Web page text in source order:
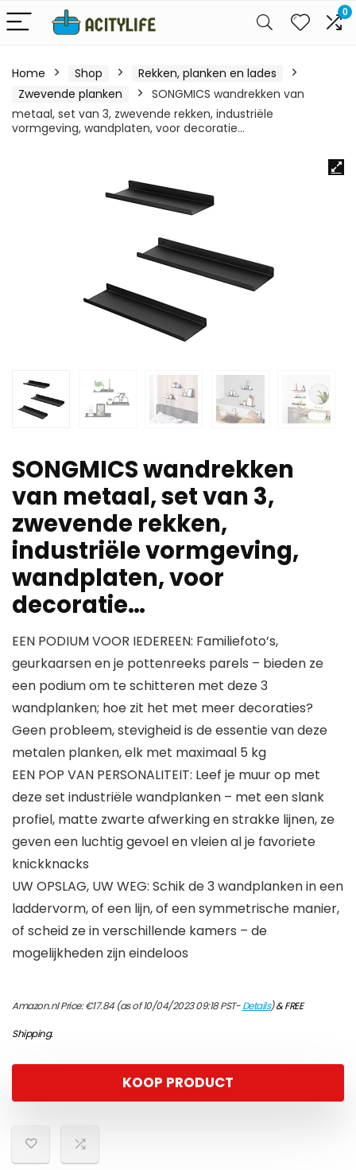
0
Home Shop
Rekken, planken en lades
Zwevende planken
SONGMICS wandrekken van
metaal, set van 3, zwevende rekken, industriële
vormgeving, wandplaten, voor decoratie…
SONGMICS wandrekken
van metaal, set van 3,
zwevende rekken,
industriële vormgeving,
wandplaten, voor
decoratie…
EEN PODIUM VOOR IEDEREEN: Familiefoto’s,
geurkaarsen en je pottenreeks parels – bieden ze
een podium om te schitteren met deze 3
wandplanken; hoe zit het met meer decoraties?
Geen probleem, stevigheid is de essentie van deze
metalen planken, elk met maximaal 5 kg
EEN POP VAN PERSONALITEIT: Leef je muur op met
deze set industriële wandplanken – met een slank
profiel, matte zwarte afwerking en strakke lijnen, ze
geven een luchtig gevoel en vleien al je favoriete
knickknacks
UW OPSLAG, UW WEG: Schik de 3 wandplanken in een
laddervorm, of een lijn, of een symmetrische manier,
of scheid ze in verschillende kamers – de
mogelijkheden zijn eindeloos
Amazon.nl Price:€17.84(as of 10/04/2023 09:18 PST-Details)&FREE
Shipping.
KOOP PRODUCT